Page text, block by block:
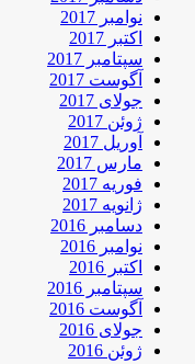
نوامبر 2017
اکتبر 2017
سپتامبر 2017
آگوست 2017
جولای 2017
ژوئن 2017
آوریل 2017
مارس 2017
فوریه 2017
ژانویه 2017
دسامبر 2016
نوامبر 2016
اکتبر 2016
سپتامبر 2016
آگوست 2016
جولای 2016
ژوئن 2016